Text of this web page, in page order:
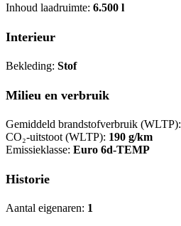
Inhoud laadruimte: 6.500 l
Interieur
Bekleding: Stof
Milieu en verbruik
Gemiddeld brandstofverbruik (WLTP):
CO₂-uitstoot (WLTP): 190 g/km
Emissieklasse: Euro 6d-TEMP
Historie
Aantal eigenaren: 1